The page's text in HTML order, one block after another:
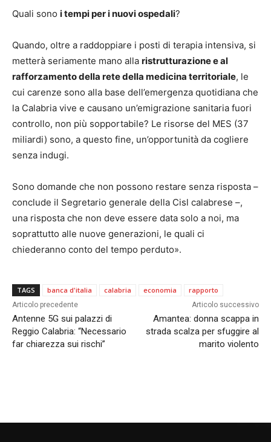
Quali sono i tempi per i nuovi ospedali?
Quando, oltre a raddoppiare i posti di terapia intensiva, si
metterà seriamente mano alla ristrutturazione e al
rafforzamento della rete della medicina territoriale, le
cui carenze sono alla base dell’emergenza quotidiana che
la Calabria vive e causano un’emigrazione sanitaria fuori
controllo, non più sopportabile? Le risorse del MES (37
miliardi) sono, a questo fine, un’opportunità da cogliere
senza indugi.
Sono domande che non possono restare senza risposta –
conclude il Segretario generale della Cisl calabrese –,
una risposta che non deve essere data solo a noi, ma
soprattutto alle nuove generazioni, le quali ci
chiederanno conto del tempo perduto».
TAGS banca d'italia calabria economia rapporto
Articolo precedente
Antenne 5G sui palazzi di
Reggio Calabria: “Necessario
far chiarezza sui rischi”
Articolo successivo
Amantea: donna scappa in
strada scalza per sfuggire al
marito violento